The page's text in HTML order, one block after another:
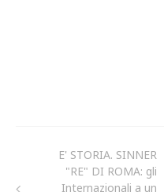
E' STORIA. SINNER
"RE" DI ROMA: gli
Internazionali a un